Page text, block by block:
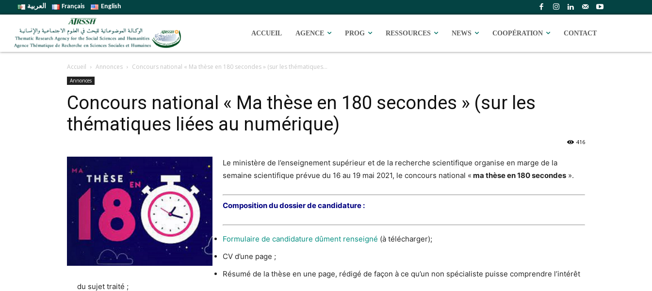
العربية Français English
ACCUEIL AGENCE PROG RESSOURCES NEWS COOPÉRATION CONTACT
Accueil Annonces Concours national « Ma thèse en 180 secondes » (sur les thématiques...
Annonces
Concours national « Ma thèse en 180 secondes » (sur les
thématiques liées au numérique)
416
Le ministère de l’enseignement supérieur et de la recherche scientifique organise en marge de la
semaine scientifique prévue du 16 au 19 mai 2021, le concours national « ma thèse en 180 secondes ».
Composition du dossier de candidature :
Formulaire de candidature dûment renseigné (à télécharger);
CV d’une page ;
Résumé de la thèse en une page, rédigé de façon à ce qu’un non spécialiste puisse comprendre l’intérêt
du sujet traité ;